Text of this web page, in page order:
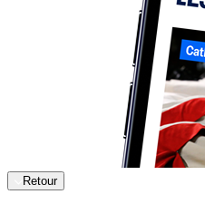
Retour